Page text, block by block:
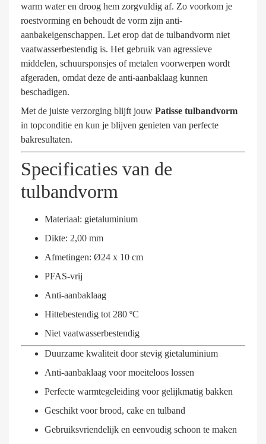
warm water en droog hem zorgvuldig af. Zo voorkom je
roestvorming en behoudt de vorm zijn anti-
aanbakeigenschappen. Let erop dat de tulbandvorm niet
vaatwasserbestendig is. Het gebruik van agressieve
middelen, schuursponsjes of metalen voorwerpen wordt
afgeraden, omdat deze de anti-aanbaklaag kunnen
beschadigen.
Met de juiste verzorging blijft jouw Patisse tulbandvorm
in topconditie en kun je blijven genieten van perfecte
bakresultaten.
Specificaties van de
tulbandvorm
Materiaal: gietaluminium
Dikte: 2,00 mm
Afmetingen: Ø24 x 10 cm
PFAS-vrij
Anti-aanbaklaag
Hittebestendig tot 280 ºC
Niet vaatwasserbestendig
Duurzame kwaliteit door stevig gietaluminium
Anti-aanbaklaag voor moeiteloos lossen
Perfecte warmtegeleiding voor gelijkmatig bakken
Geschikt voor brood, cake en tulband
Gebruiksvriendelijk en eenvoudig schoon te maken